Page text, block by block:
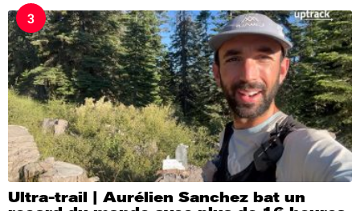
3
Ultra-trail | Aurélien Sanchez bat un